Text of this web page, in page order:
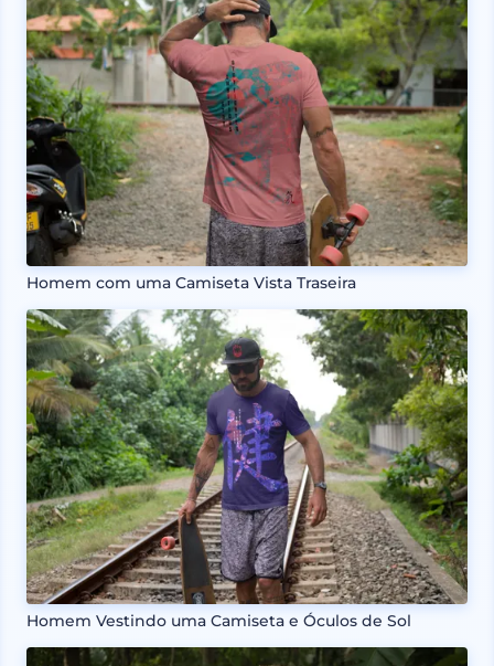
Homem com uma Camiseta Vista Traseira
Homem Vestindo uma Camiseta e Óculos de Sol